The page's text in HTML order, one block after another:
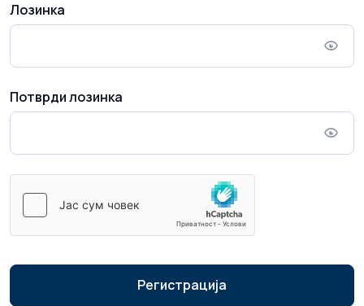
Лозинка
Потврди лозинка
Регистрација